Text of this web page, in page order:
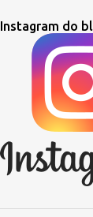
Instagram do